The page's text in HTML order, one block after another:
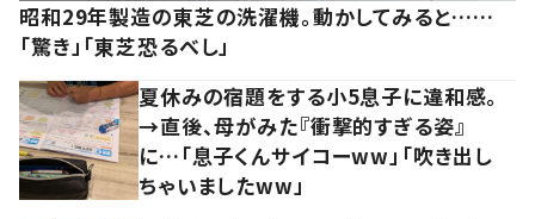
昭和29年製造の東芝の洗濯機。動かしてみると……
「驚き」「東芝恐るべし」
夏休みの宿題をする小5息子に違和感。
→直後、母がみた『衝撃的すぎる姿』
に…「息子くんサイコーww」「吹き出し
ちゃいましたww」